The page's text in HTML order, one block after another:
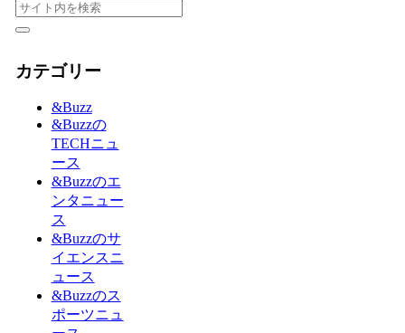
カテゴリー
&Buzz
&Buzzの
TECHニュ
ース
&Buzzのエ
ンタニュー
ス
&Buzzのサ
イエンスニ
ュース
&Buzzのス
ポーツニュ